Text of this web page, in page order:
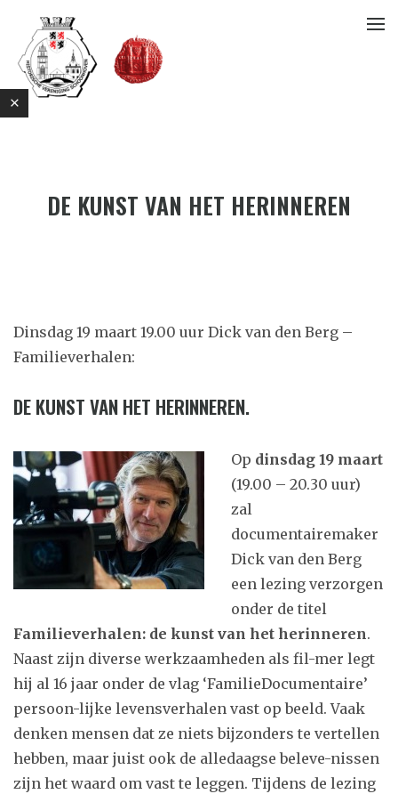
DE KUNST VAN HET HERINNEREN
Dinsdag 19 maart 19.00 uur Dick van den Berg –
Familieverhalen:
DE KUNST VAN HET HERINNEREN.
Op dinsdag 19 maart
(19.00 – 20.30 uur)
zal
documentairemaker
Dick van den Berg
een lezing verzorgen
onder de titel
Familieverhalen: de kunst van het herinneren.
Naast zijn diverse werkzaamheden als fil-mer legt
hij al 16 jaar onder de vlag ‘FamilieDocumentaire’
persoon-lijke levensverhalen vast op beeld. Vaak
denken mensen dat ze niets bijzonders te vertellen
hebben, maar juist ook de alledaagse beleve-nissen
zijn het waard om vast te leggen. Tijdens de lezing